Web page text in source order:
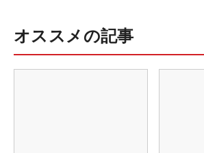
オススメの記事